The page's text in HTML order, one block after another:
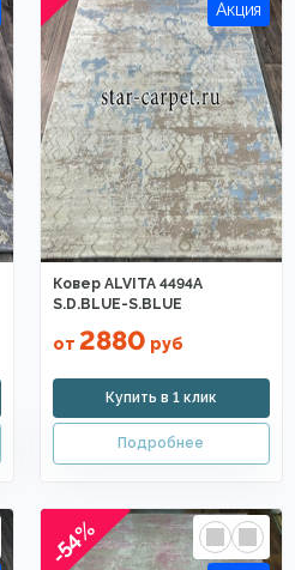
Ковер ALVITA 4494A
S.D.BLUE-S.BLUE
от 2880 руб
-54%